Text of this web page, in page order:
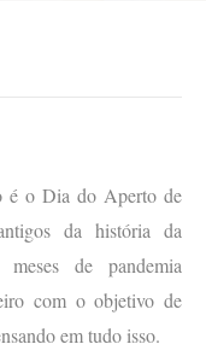
é o Dia do Aperto de
da história da
de pandemia
com o objetivo de
em tudo isso.